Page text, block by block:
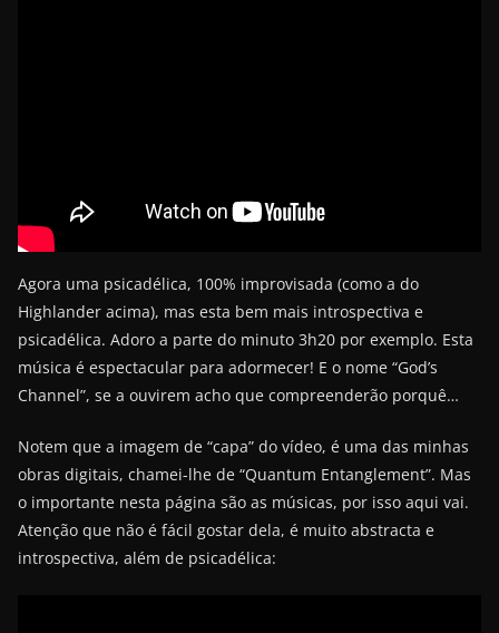
Agora uma psicadélica, 100% improvisada (como a do
Highlander acima), mas esta bem mais introspectiva e
psicadélica. Adoro a parte do minuto 3h20 por exemplo. Esta
música é espectacular para adormecer! E o nome “God’s
Channel”, se a ouvirem acho que compreenderão porquê…
Notem que a imagem de “capa” do vídeo, é uma das minhas
obras digitais, chamei-lhe de “Quantum Entanglement”. Mas
o importante nesta página são as músicas, por isso aqui vai.
Atenção que não é fácil gostar dela, é muito abstracta e
introspectiva, além de psicadélica: